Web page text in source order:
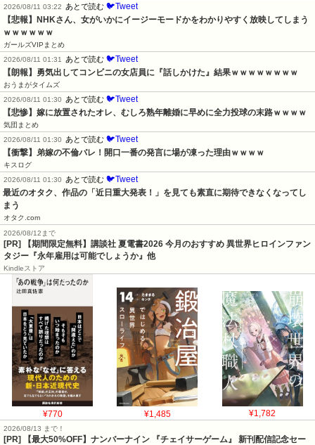
2026/08/11 03:22
あとで読む 🐦Tweet
【悲報】NHKさん、女がいかにイージーモードかをわかりやすく放映してしまう
ｗｗｗｗｗｗ
ガールズVIPまとめ
2026/08/11 01:31
あとで読む 🐦Tweet
【朗報】勇気出してコンビニの女店員に『話しかけた』結果ｗｗｗｗｗｗｗｗ
おうまがタイムズ
2026/08/11 01:30
あとで読む 🐦Tweet
【悲惨】嫁に放置されたオレ、むしろ熟年離婚に早めに全力投球の末路ｗｗｗｗ
気団まとめ
2026/08/11 01:30
あとで読む 🐦Tweet
【衝撃】弟嫁の不倫バレ！開口一番の発言に場が凍った理由ｗｗｗｗ
キスログ
2026/08/11 01:30
あとで読む 🐦Tweet
最近のオタク、作品の「近日重大発表！」を見ても素直に期待できなくなってし
まう
オタク.com
2026/08/12まで
[PR] 【期間限定無料】講談社 夏電書2026 今月のおすすめ 異世界ヒロインファン
タジー『永年雇用は可能でしょうか』他
Kindleストア
¥770 ¥1,485 ¥1,782
2026/08/13 まで！
[PR] 【最大50%OFF】ナンバーナイン 『チェイサーゲーム』 新刊配信記念セー